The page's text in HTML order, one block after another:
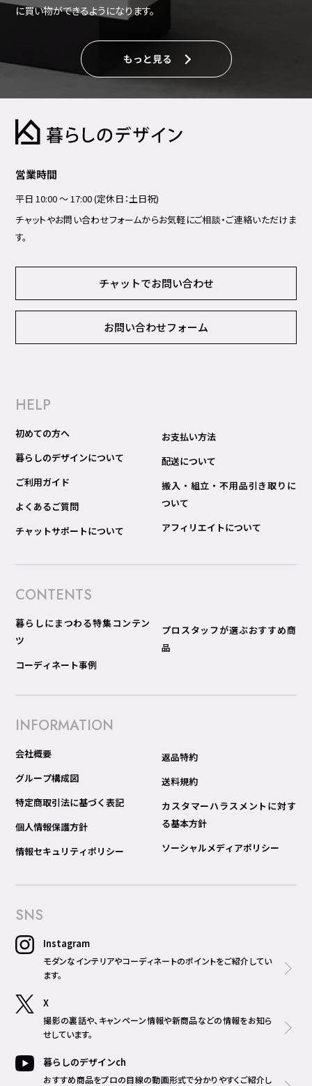
に買い物ができるようになります。
もっと見る
営業時間
平日 10:00 ～ 17:00 (定休日：土日祝)
チャットやお問い合わせフォームからお気軽にご相談・ご連絡いただけま
す。
チャットでお問い合わせ
お問い合わせフォーム
HELP
初めての方へ
暮らしのデザインについて
ご利用ガイド
よくあるご質問
チャットサポートについて
お支払い方法
配送について
搬入・組立・不用品引き取りに
ついて
アフィリエイトについて
CONTENTS
暮らしにまつわる特集コンテン
ツ
コーディネート事例
プロスタッフが選ぶおすすめ商
品
INFORMATION
会社概要
グループ構成図
特定商取引法に基づく表記
個人情報保護方針
情報セキュリティポリシー
返品特約
送料規約
カスタマーハラスメントに対す
る基本方針
ソーシャルメディアポリシー
SNS
Instagram
モダンなインテリアやコーディネートのポイントをご紹介してい
ます。
X
撮影の裏話や、キャンペーン情報や新商品などの情報をお知ら
せしています。
暮らしのデザインch
おすすめ商品をプロの目線の動画形式で分かりやすくご紹介し